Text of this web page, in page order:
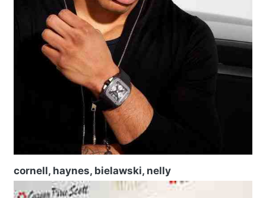
cornell, haynes, bielawski, nelly